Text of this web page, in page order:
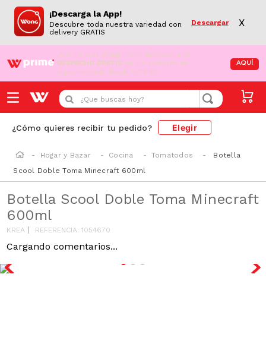
¡Descarga la App!
Descubre toda nuestra variedad con
delivery GRATIS
Descargar X
¡Aún no eres Wong Prime! Aprovecha el
DESPACHO GRATIS en tus compras de
supermercado desde S/79.90
AQUÍ
¿Que buscas hoy?
¿Cómo quieres recibir tu pedido? Elegir
Hogar y Bazar Cocina Tomatodos
Botella
Scool Doble Toma Minecraft 600ml
Botella Scool Doble Toma Minecraft
600ml
KREA REFERENCIA:1054670
Cargando comentarios...